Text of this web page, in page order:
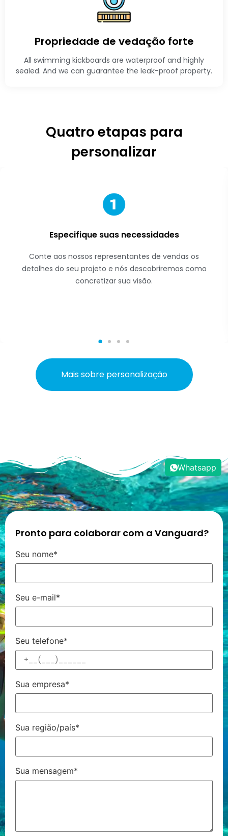
Propriedade de vedação forte
All swimming kickboards are waterproof and highly
sealed. And we can guarantee the leak-proof property.
Quatro etapas para
personalizar
Especifique suas necessidades
Conte aos nossos representantes de vendas os
detalhes do seu projeto e nós descobriremos como
concretizar sua visão.
Mais sobre personalização
Pronto para colaborar com a Vanguard?
Seu nome*
Seu e-mail*
Seu telefone*
Sua empresa*
Sua região/país*
Sua mensagem*
Whatsapp